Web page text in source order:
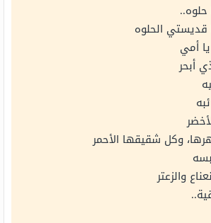
حلوه..
قديستي الحلوه
أمي
أبحر
وكل شقيقها الأحمر
والزعتر